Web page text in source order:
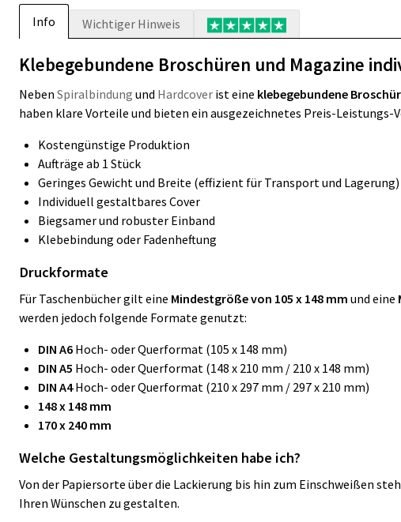
Info Wichtiger Hinweis
Kle­be­ge­bun­de­ne Bro­schü­ren und Ma­ga­zi­ne
Neben Spiralbindung und Hardcover ist eine kle­be­ge­bun­de­ne
haben klare Vorteile und bieten ein ausgezeichnetes Preis-Leistungs-
Kostengünstige Produktion
Aufträge ab 1 Stück
Geringes Gewicht und Breite (effizient für Transport und Lagerung)
Individuell gestaltbares Cover
Biegsamer und robuster Einband
Klebebindung oder Fadenheftung
Druckformate
Für Taschenbücher gilt eine Mindestgröße von 105 x 148 mm und eine
werden jedoch folgende Formate genutzt:
DIN A6 Hoch- oder Querformat (105 x 148 mm)
DIN A5 Hoch- oder Querformat (148 x 210 mm / 210 x 148 mm)
DIN A4 Hoch- oder Querformat (210 x 297 mm / 297 x 210 mm)
148 x 148 mm
170 x 240 mm
Welche Gestaltungsmöglichkeiten habe ich?
Von der Papiersorte über die Lackierung bis hin zum Einschweißen
Ihren Wünschen zu gestalten.